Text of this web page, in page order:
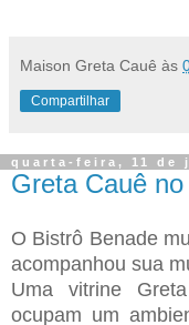
Maison Greta Cauê às
Compartilhar
quarta-feira, 11 de
Greta Cauê
O Bistrô Benade
acompanhou sua
Uma vitrine
ocupam um